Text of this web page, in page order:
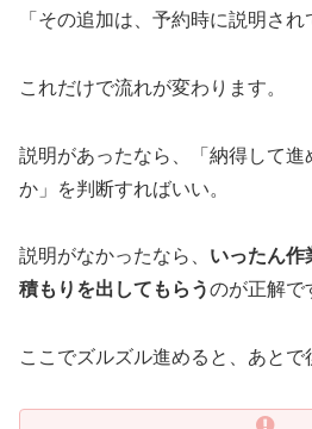
「その追加は、予約時に説明され
これだけで流れが変わります。
説明があったなら、「納得して進
か」を判断すればいい。
説明がなかったなら、 いったん作
積もりを出してもらうのが正解で
ここでズルズル進めると、あとで